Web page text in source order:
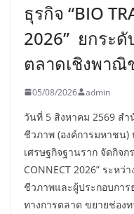
ธุรกิจ “BIO
2026” ยกระ
ตลาดเชิงพาณิ
05/08/2026 admin
วันที่ 5 สิงหาคม 2569 ส
ชีวภาพ (องค์การมหาชน)
เศรษฐกิจฐานราก จัดกิจก
CONNECT 2026” ระห
ชีวภาพและผู้ประกอบการ
ทางการตลาด ขยายช่อง